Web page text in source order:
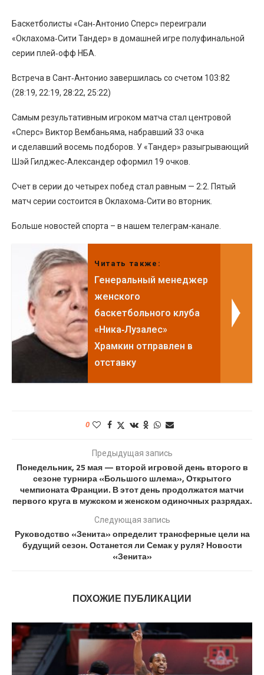
Баскетболисты «Сан‑Антонио Сперс» переиграли
«Оклахома‑Сити Тандер» в домашней игре полуфинальной
серии плей‑офф НБА.
Встреча в Сант‑Антонио завершилась со счетом 103:82
(28:19, 22:19, 28:22, 25:22)
Самым результативным игроком матча стал центровой
«Сперс» Виктор Вембаньяма, набравший 33 очка
и сделавший восемь подборов. У «Тандер» разыгрывающий
Шэй Гилджес‑Александер оформил 19 очков.
Счет в серии до четырех побед стал равным — 2:2. Пятый
матч серии состоится в Оклахома‑Сити во вторник.
Больше новостей спорта – в нашем телеграм-канале.
Читать также:
Генеральный менеджер
женского
баскетбольного клуба
«Ника‑Лузалес»
Храмкин отправлен в
отставку
0
Предыдущая запись
Понедельник, 25 мая — второй игровой день второго в
сезоне турнира «Большого шлема», Открытого
чемпионата Франции. В этот день продолжатся матчи
первого круга в мужском и женском одиночных разрядах.
Следующая запись
Руководство «Зенита» определит трансферные цели на
будущий сезон. Останется ли Семак у руля? Новости
«Зенита»
ПОХОЖИЕ ПУБЛИКАЦИИ